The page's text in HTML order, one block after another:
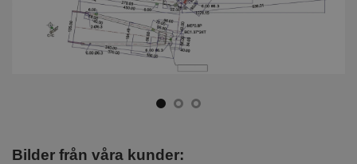
Bilder från våra kunder: